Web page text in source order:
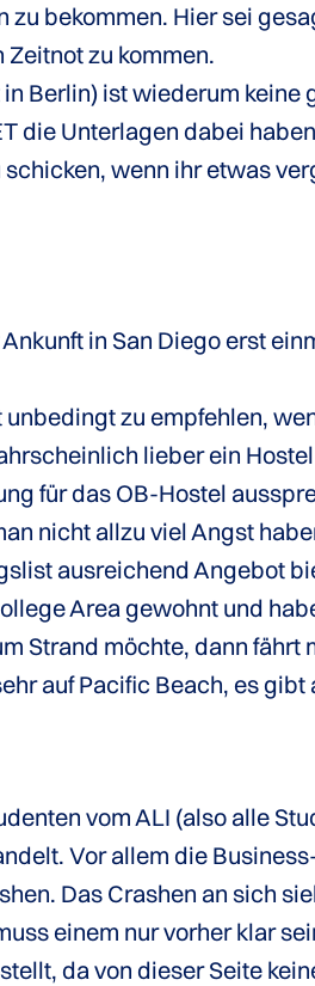
bekommen. Hier sei
zu kommen.
Berlin) ist wiederum
die Unterlagen dabei
wenn ihr etwas
in San Diego erst
zu empfehlen,
lieber ein
für das OB-Hostel
nicht allzu viel Angst
ausreichend Angebot
Area gewohnt und
Strand möchte, dann
auf Pacific Beach, es
vom ALI (also alle
Vor allem die
Das Crashen an sich
einem nur vorher klar
da von dieser Seite